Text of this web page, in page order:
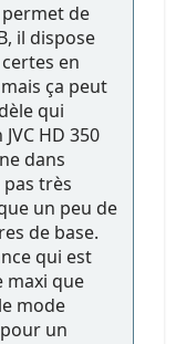
de
il dispose
en
ça peut
qui
HD 350
dans
très
un peu de
de base.
qui est
maxi que
mode
un